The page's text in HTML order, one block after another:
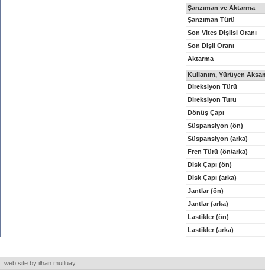
Şanzıman ve Aktarma
Şanzıman Türü
Son Vites Dişlisi Oranı
Son Dişli Oranı
Aktarma
Kullanım, Yürüyen
Direksiyon Türü
Direksiyon Turu
Dönüş Çapı
Süspansiyon (ön)
Süspansiyon (arka)
Fren Türü (ön/arka)
Disk Çapı (ön)
Disk Çapı (arka)
Jantlar (ön)
Jantlar (arka)
Lastikler (ön)
Lastikler (arka)
web site by ilhan mutluay